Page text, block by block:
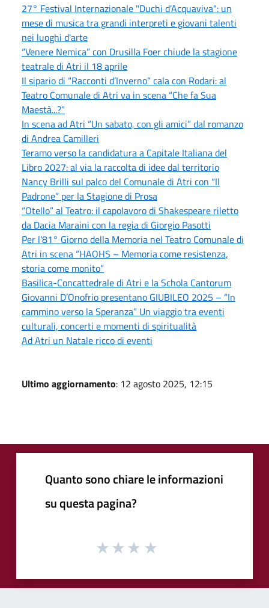
27° Festival Internazionale "Duchi d’Acquaviva": un
mese di musica tra grandi interpreti e giovani talenti
nei luoghi d'arte
“Venere Nemica” con Drusilla Foer chiude la stagione
teatrale di Atri il 18 aprile
Il sipario di “Racconti d’Inverno” cala con Rodari: al
Teatro Comunale di Atri va in scena “Che fa Sua
Maestà...?”
In scena ad Atri “Un sabato, con gli amici” dal romanzo
di Andrea Camilleri
Teramo verso la candidatura a Capitale Italiana del
Libro 2027: al via la raccolta di idee dal territorio
Nancy Brilli sul palco del Comunale di Atri con “Il
Padrone” per la Stagione di Prosa
“Otello” al Teatro: il capolavoro di Shakespeare riletto
da Dacia Maraini con la regia di Giorgio Pasotti
Per l’81° Giorno della Memoria nel Teatro Comunale di
Atri in scena “HAOHS – Memoria come resistenza,
storia come monito”
Basilica-Concattedrale di Atri e la Schola Cantorum
Giovanni D’Onofrio presentano GIUBILEO 2025 – “In
cammino verso la Speranza” Un viaggio tra eventi
culturali, concerti e momenti di spiritualità
Ad Atri un Natale ricco di eventi
Ultimo aggiornamento: 12 agosto 2025, 12:15
Quanto sono chiare le informazioni
su questa pagina?